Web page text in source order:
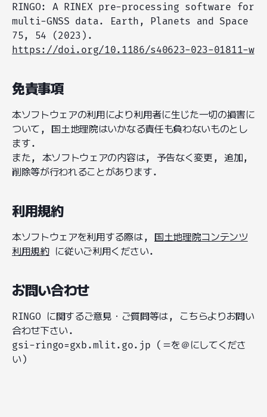
RINGO: A RINEX pre-processing software for
multi-GNSS data. Earth, Planets and Space
75, 54 (2023).
https://doi.org/10.1186/s40623-023-01811-w
免責事項
本ソフトウェアの利用により利用者に生じた一切の損害に
ついて, 国土地理院はいかなる責任も負わないものとし
ます.
また, 本ソフトウェアの内容は, 予告なく変更, 追加,
削除等が行われることがあります.
利用規約
本ソフトウェアを利用する際は,
国土地理院コンテンツ
利用規約に従いご利用ください.
お問い合わせ
RINGO に関するご意見・ご質問等は, こちらよりお問い
合わせ下さい.
gsi-ringo=gxb.mlit.go.jp (＝を＠にしてくださ
い)